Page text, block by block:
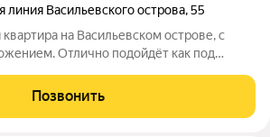
линия Васильевского острова,55
на Васильевском острове, с
Отлично подойдёт как под
- 9 мин. пешком. Высокие потолки -
на
Позвонить